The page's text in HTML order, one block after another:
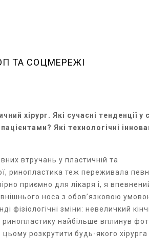
ТА СОЦМЕРЕЖІ
хірург. Які сучасні тенденції у
Які технологічні
втручань у пластичній та
ринопластика теж переживала
приємно для лікаря і, я
носа з обов’язковою
фізіологічні зміни: невеличкий
ринопластику найбільше вплинув
розкрутити будь-якого хірурга